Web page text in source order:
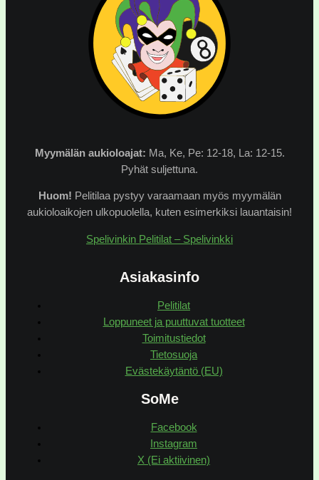
Myymälän aukioloajat: Ma, Ke, Pe: 12-18, La: 12-15.
Pyhät suljettuna.
Huom! Pelitilaa pystyy varaamaan myös myymälän
aukioloaikojen ulkopuolella, kuten esimerkiksi lauantaisin!
Spelivinkin Pelitilat – Spelivinkki
Asiakasinfo
Pelitilat
Loppuneet ja puuttuvat tuotteet
Toimitustiedot
Tietosuoja
Evästekäytäntö (EU)
SoMe
Facebook
Instagram
X (Ei aktiivinen)